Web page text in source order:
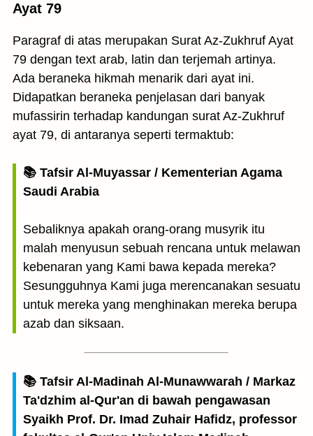
Ayat 79
Paragraf di atas merupakan Surat Az-Zukhruf Ayat
79 dengan text arab, latin dan terjemah artinya.
Ada beraneka hikmah menarik dari ayat ini.
Didapatkan beraneka penjelasan dari banyak
mufassirin terhadap kandungan surat Az-Zukhruf
ayat 79, di antaranya seperti termaktub:
📚 Tafsir Al-Muyassar / Kementerian Agama
Saudi Arabia
Sebaliknya apakah orang-orang musyrik itu
malah menyusun sebuah rencana untuk melawan
kebenaran yang Kami bawa kepada mereka?
Sesungguhnya Kami juga merencanakan sesuatu
untuk mereka yang menghinakan mereka berupa
azab dan siksaan.
📚 Tafsir Al-Madinah Al-Munawwarah / Markaz
Ta'dzhim al-Qur'an di bawah pengawasan
Syaikh Prof. Dr. Imad Zuhair Hafidz, professor